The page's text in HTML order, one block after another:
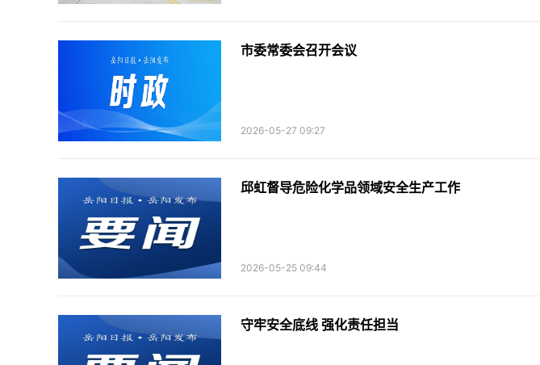
市委常委会召开会议
2026-05-27 09:27
邱虹督导危险化学品领域安全生产工作
2026-05-25 09:44
守牢安全底线 强化责任担当